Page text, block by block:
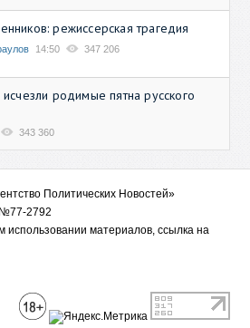
режиссерская трагедия
14:50 347 206
родимые пятна русского
343 360
Политических Новостей»
2792
использовании материалов, ссылка на